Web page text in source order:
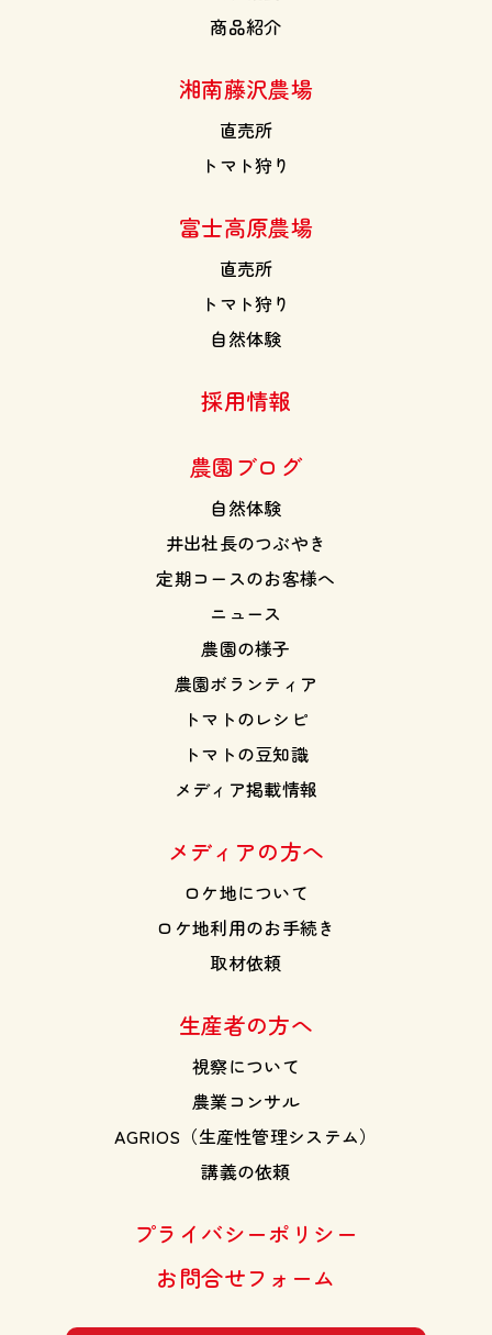
商品紹介
湘南藤沢農場
直売所
トマト狩り
富士高原農場
直売所
トマト狩り
自然体験
採用情報
農園ブログ
自然体験
井出社長のつぶやき
定期コースのお客様へ
ニュース
農園の様子
農園ボランティア
トマトのレシピ
トマトの豆知識
メディア掲載情報
メディアの方へ
ロケ地について
ロケ地利用のお手続き
取材依頼
生産者の方へ
視察について
農業コンサル
AGRIOS（生産性管理システム）
講義の依頼
プライバシーポリシー
お問合せフォーム